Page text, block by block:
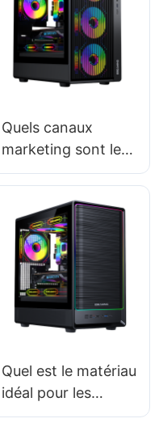
Quels canaux
marketing sont les
plus efficaces pour
boîtiers PC de jeu ?
Quel est le matériau
idéal pour les
boîtiers de PC de